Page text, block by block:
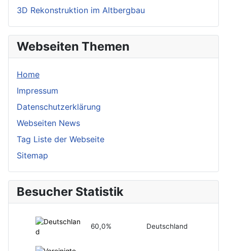
3D Rekonstruktion im Altbergbau
Webseiten Themen
Home
Impressum
Datenschutzerklärung
Webseiten News
Tag Liste der Webseite
Sitemap
Besucher Statistik
60,0% Deutschland